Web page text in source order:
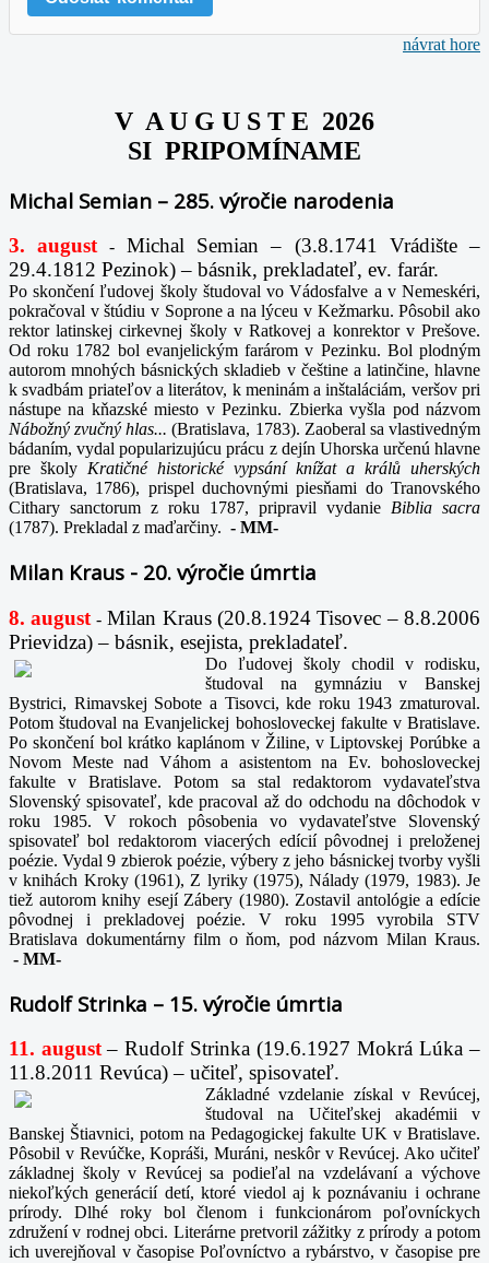
návrat hore
V A U G U S T E 2026
SI PRIPOMÍNAME
Michal Semian – 285. výročie narodenia
3. august-Michal Semian – (3.8.1741 Vrádište –
29.4.1812 Pezinok) – básnik, prekladateľ, ev. farár.
Po skončení ľudovej školy študoval vo Vádosfalve a v Nemeskéri,
pokračoval v štúdiu v Soprone a na lýceu v Kežmarku. Pôsobil ako
rektor latinskej cirkevnej školy v Ratkovej a konrektor v Prešove.
Od roku 1782 bol evanjelickým farárom v Pezinku. Bol plodným
autorom mnohých básnických skladieb v češtine a latinčine, hlavne
k svadbám priateľov a literátov, k meninám a inštaláciám, veršov pri
nástupe na kňazské miesto v Pezinku. Zbierka vyšla pod názvom
Nábožný zvučný hlas...(Bratislava, 1783). Zaoberal sa vlastivedným
bádaním, vydal popularizujúcu prácu z dejín Uhorska určenú hlavne
pre školy Kratičné historické vypsání knížat a králů uherských
(Bratislava, 1786), prispel duchovnými piesňami do Tranovského
Cithary sanctorum z roku 1787, pripravil vydanie Biblia sacra
(1787). Prekladal z maďarčiny. - MM-
Milan Kraus - 20. výročie úmrtia
8. august -Milan Kraus (20.8.1924 Tisovec – 8.8.2006
Prievidza) – básnik, esejista, prekladateľ.
Do ľudovej školy chodil v rodisku,
študoval na gymnáziu v Banskej
Bystrici, Rimavskej Sobote a Tisovci, kde roku 1943 zmaturoval.
Potom študoval na Evanjelickej bohosloveckej fakulte v Bratislave.
Po skončení bol krátko kaplánom v Žiline, v Liptovskej Porúbke a
Novom Meste nad Váhom a asistentom na Ev. bohosloveckej
fakulte v Bratislave. Potom sa stal redaktorom vydavateľstva
Slovenský spisovateľ, kde pracoval až do odchodu na dôchodok v
roku 1985. V rokoch pôsobenia vo vydavateľstve Slovenský
spisovateľ bol redaktorom viacerých edícií pôvodnej i preloženej
poézie. Vydal 9 zbierok poézie, výbery z jeho básnickej tvorby vyšli
v knihách Kroky (1961), Z lyriky (1975), Nálady (1979, 1983). Je
tiež autorom knihy esejí Zábery (1980). Zostavil antológie a edície
pôvodnej i prekladovej poézie. V roku 1995 vyrobila STV
Bratislava dokumentárny film o ňom, pod názvom Milan Kraus.
- MM-
Rudolf Strinka – 15. výročie úmrtia
11. august – Rudolf Strinka (19.6.1927 Mokrá Lúka –
11.8.2011 Revúca) – učiteľ, spisovateľ.
Základné vzdelanie získal v Revúcej,
študoval na Učiteľskej akadémii v
Banskej Štiavnici, potom na Pedagogickej fakulte UK v Bratislave.
Pôsobil v Revúčke, Kopráši, Muráni, neskôr v Revúcej. Ako učiteľ
základnej školy v Revúcej sa podieľal na vzdelávaní a výchove
niekoľkých generácií detí, ktoré viedol aj k poznávaniu i ochrane
prírody. Dlhé roky bol členom i funkcionárom poľovníckych
združení v rodnej obci. Literárne pretvoril zážitky z prírody a potom
ich uverejňoval v časopise Poľovníctvo a rybárstvo, v časopise pre